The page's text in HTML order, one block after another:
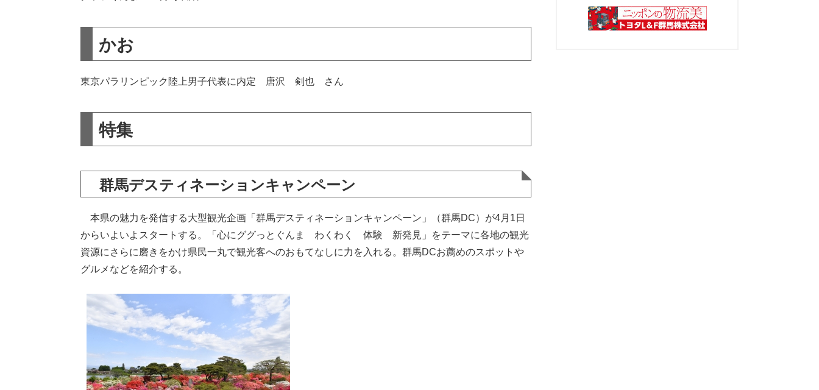
かお
東京パラリンピック陸上男子代表に内定 唐沢 剣也 さん
特集
群馬デスティネーションキャンペーン
本県の魅力を発信する大型観光企画「群馬デスティネーションキャンペーン」（群馬DC）が4月1日
からいよいよスタートする。「心にググっとぐんま わくわく 体験 新発見」をテーマに各地の観光
資源にさらに磨きをかけ県民一丸で観光客へのおもてなしに力を入れる。群馬DCお薦めのスポットや
グルメなどを紹介する。